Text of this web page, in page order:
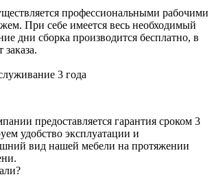
профессиональными рабочими
При себе имеется весь необходимый
дни сборка производится бесплатно, в
предоставляется гарантия сроком 3
удобство эксплуатации и
вид нашей мебели на протяжении